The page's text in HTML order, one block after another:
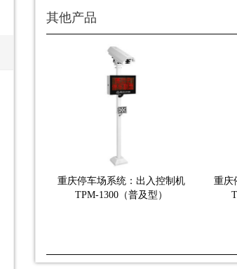
其他产品
重庆停车场系统：出入控制机
TPM-1300（普及型）
重庆